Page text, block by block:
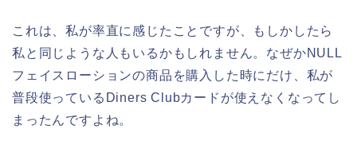
これは、私が率直に感じたことですが、もしかしたら
私と同じような人もいるかもしれません。なぜかNULL
フェイスローションの商品を購入した時にだけ、私が
普段使っているDiners Clubカードが使えなくなってし
まったんですよね。